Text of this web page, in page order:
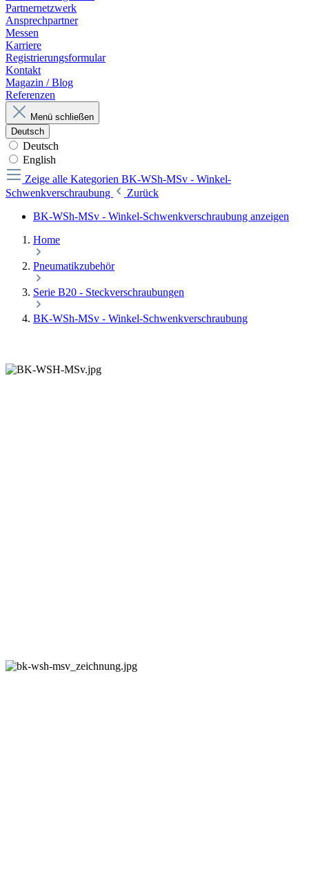
Partnernetzwerk
Ansprechpartner
Messen
Karriere
Registrierungsformular
Kontakt
Magazin / Blog
Referenzen
Menü schließen
Deutsch
Deutsch
English
Zeige alle Kategorien BK-WSh-MSv - Winkel-
Schwenkverschraubung
Zurück
BK-WSh-MSv - Winkel-Schwenkverschraubung anzeigen
Home
Pneumatikzubehör
Serie B20 - Steckverschraubungen
BK-WSh-MSv - Winkel-Schwenkverschraubung